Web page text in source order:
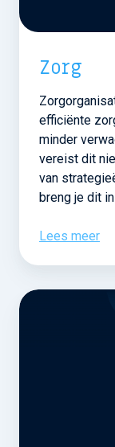
Zorg
efficiënte
minder
vereist dit
van
breng je dit
Lees meer